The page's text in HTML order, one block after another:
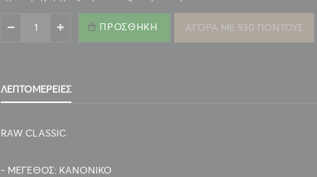
ΤΣΙΓΑΡΟΧΑΡΤΟ RAW CLASSIC 50 ΦΥΛΛΩΝ
ΠΡΟΣΘΉΚΗ ΑΓΟΡΑ ΜΕ 930 ΠΟΝΤΟΥΣ
ΛΕΠΤΟΜΈΡΕΙΕΣ
RAW CLASSIC
- ΜΕΓΕΘΟΣ: ΚΑΝΟΝΙΚΟ